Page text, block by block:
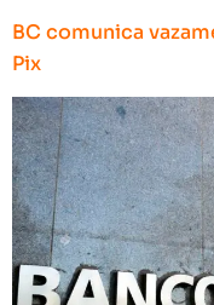
BC comunica
Pix